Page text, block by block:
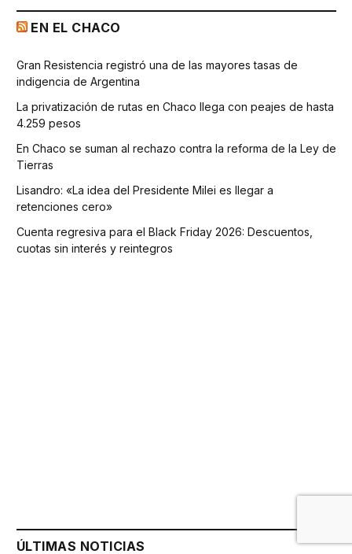
EN EL CHACO
Gran Resistencia registró una de las mayores tasas de
indigencia de Argentina
La privatización de rutas en Chaco llega con peajes de hasta
4.259 pesos
En Chaco se suman al rechazo contra la reforma de la Ley de
Tierras
Lisandro: «La idea del Presidente Milei es llegar a
retenciones cero»
Cuenta regresiva para el Black Friday 2026: Descuentos,
cuotas sin interés y reintegros
ÚLTIMAS NOTICIAS